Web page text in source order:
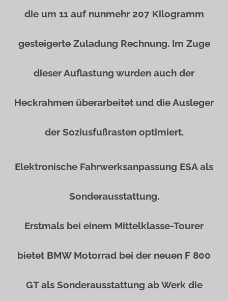
die um 11 auf nunmehr 207 Kilogramm
gesteigerte Zuladung Rechnung. Im Zuge
dieser Auflastung wurden auch der
Heckrahmen überarbeitet und die Ausleger
der Soziusfußrasten optimiert.
Elektronische Fahrwerksanpassung ESA als
Sonderausstattung.
Erstmals bei einem Mittelklasse-Tourer
bietet BMW Motorrad bei der neuen F 800
GT als Sonderausstattung ab Werk die